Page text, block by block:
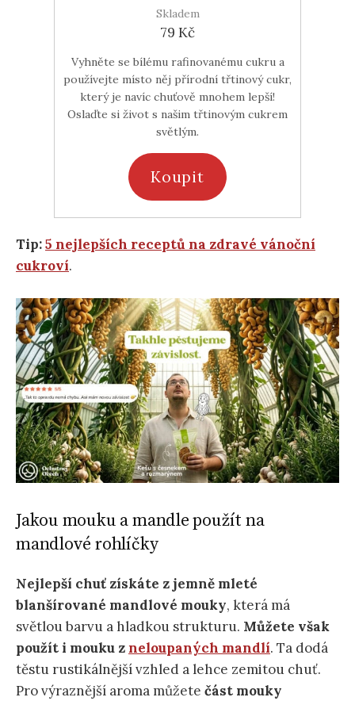
Skladem
79 Kč
Vyhněte se bílému rafinovanému cukru a
používejte místo něj přírodní třtinový cukr,
který je navíc chuťově mnohem lepší!
Oslaďte si život s našim třtinovým cukrem
světlým.
Koupit
Tip:5 nejlepších receptů na zdravé vánoční
cukroví.
Jakou mouku a mandle použít na
mandlové rohlíčky
Nejlepší chuť získáte z jemně mleté
blanšírované mandlové mouky, která má
světlou barvu a hladkou strukturu. Můžete však
použít i mouku zneloupaných mandlí. Ta dodá
těstu rustikálnější vzhled a lehce zemitou chuť.
Pro výraznější aroma můžete část mouky